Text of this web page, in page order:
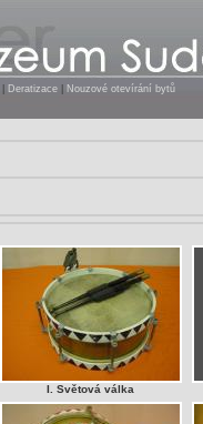
Deratizace Nouzové otevírání bytů
I. Světová válka